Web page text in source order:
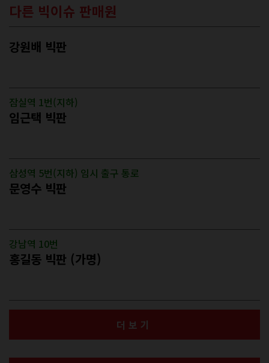
다른 빅이슈 판매원
강원배 빅판
잠실역 1번(지하)
임근택 빅판
삼성역 5번(지하) 임시 출구 통로
문영수 빅판
강남역 10번
홍길동 빅판 (가명)
더보기